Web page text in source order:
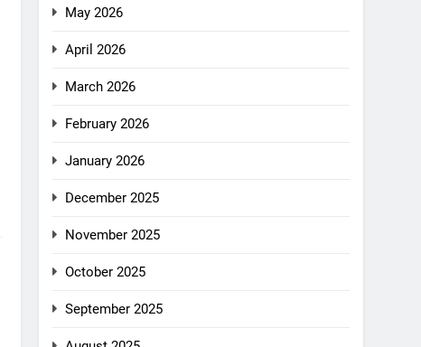
May 2026
April 2026
March 2026
February 2026
January 2026
December 2025
November 2025
October 2025
September 2025